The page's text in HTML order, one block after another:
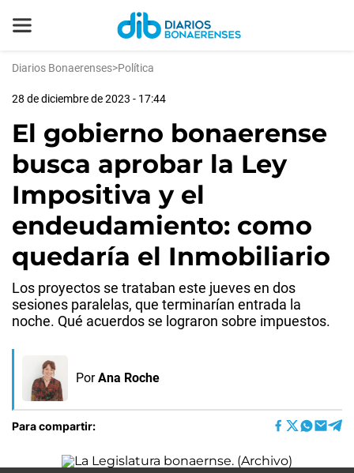
Diarios Bonaerenses>Política
28 de diciembre de 2023 - 17:44
El gobierno bonaerense
busca aprobar la Ley
Impositiva y el
endeudamiento: como
quedaría el Inmobiliario
Los proyectos se trataban este jueves en dos
sesiones paralelas, que terminarían entrada la
noche. Qué acuerdos se lograron sobre impuestos.
Por Ana Roche
Para compartir: